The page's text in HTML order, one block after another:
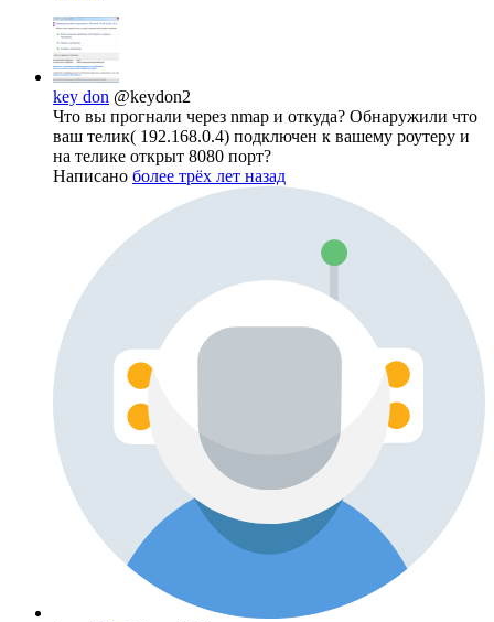
key don @keydon2
Что вы прогнали через nmap и откуда? Обнаружили что
ваш телик( 192.168.0.4) подключен к вашему роутеру и
на телике открыт 8080 порт?
Написано более трёх лет назад